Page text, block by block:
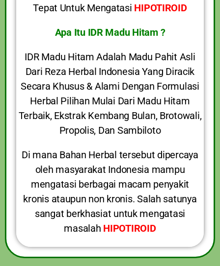
Tepat Untuk Mengatasi HIPOTIROID
Apa Itu IDR Madu Hitam ?
IDR Madu Hitam Adalah Madu Pahit Asli
Dari Reza Herbal Indonesia Yang Diracik
Secara Khusus & Alami Dengan Formulasi
Herbal Pilihan Mulai Dari Madu Hitam
Terbaik, Ekstrak Kembang Bulan, Brotowali,
Propolis, Dan Sambiloto
Di mana Bahan Herbal tersebut dipercaya
oleh masyarakat Indonesia mampu
mengatasi berbagai macam penyakit
kronis ataupun non kronis. Salah satunya
sangat berkhasiat untuk mengatasi
masalah HIPOTIROID